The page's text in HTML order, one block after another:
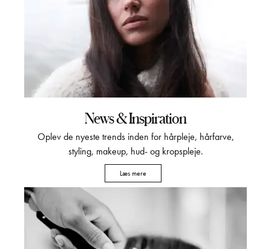
News & Inspiration
Oplev de nyeste trends inden for hårpleje, hårfarve,
styling, makeup, hud- og kropspleje.
Læs mere